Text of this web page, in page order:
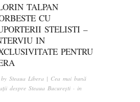
TALPAN
CU
STELISTI –
IN
PENTRU
by Steaua Libera | Cea mai bună
despre Steaua București · in